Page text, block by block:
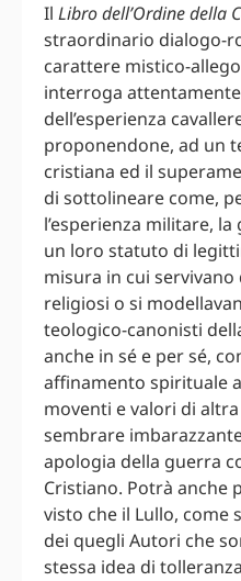
Il Libro dell’Ordine della
straordinario dialogo-
carattere mistico-
interroga
dell’esperienza
proponendone, ad un
cristiana ed il
di sottolineare come,
l’esperienza militare,
un loro statuto di
misura in cui
religiosi o si
teologico-canonisti
anche in sé e per sé,
affinamento spirituale
moventi e valori di
sembrare
apologia della guerra
Cristiano. Potrà
visto che il Lullo, come
dei quegli Autori che
stessa idea di